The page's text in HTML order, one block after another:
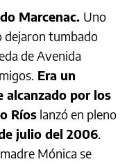
Marcenac. Uno
dejaron tumbado
de Avenida
Era un
alcanzado por los
Ríos lanzó en pleno
julio del 2006.
Mónica se